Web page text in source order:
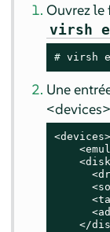
Ouvrez le
virsh
# virsh
Une
<devices>
</